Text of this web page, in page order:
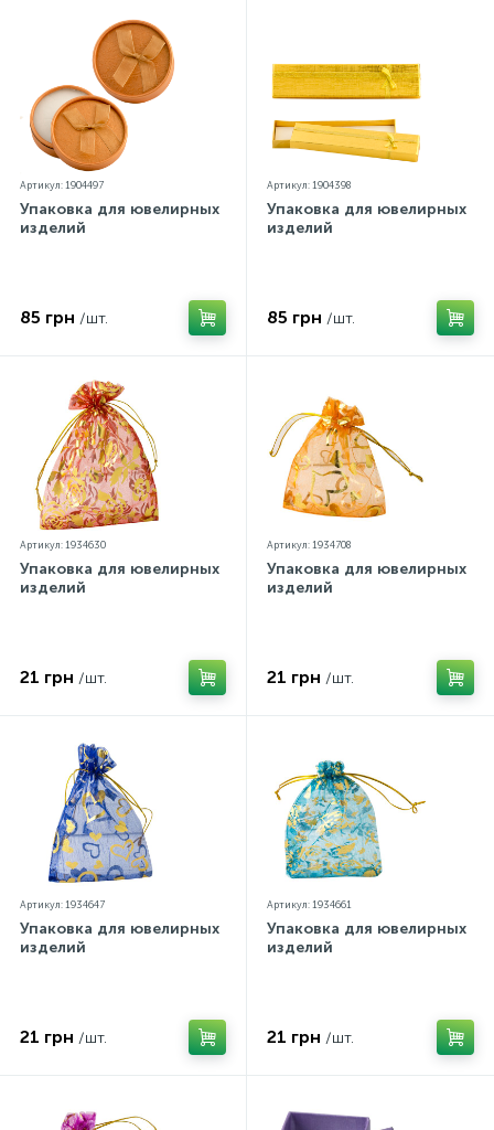
Артикул: 1904497
Упаковка для ювелирных
изделий
85 грн /шт.
Артикул: 1904398
Упаковка для ювелирных
изделий
85 грн /шт.
Артикул: 1934630
Упаковка для ювелирных
изделий
21 грн /шт.
Артикул: 1934708
Упаковка для ювелирных
изделий
21 грн /шт.
Артикул: 1934647
Упаковка для ювелирных
изделий
21 грн /шт.
Артикул: 1934661
Упаковка для ювелирных
изделий
21 грн /шт.